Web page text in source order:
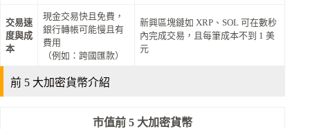
交易速
度與成
本
現金交易快且免費，
銀行轉帳可能慢且有
費用
（例如：跨國匯款）
新興區塊鏈如 XRP、SOL 可在數秒
內完成交易，且每筆成本不到 1 美
元
前 5 大加密貨幣介紹
市值前 5 大加密貨幣